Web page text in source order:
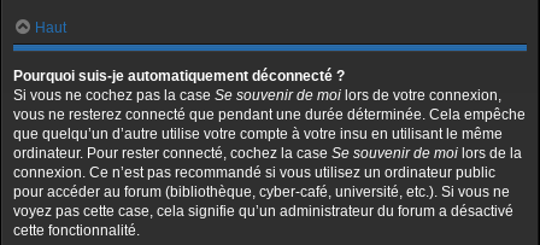
Haut
Pourquoi suis-je automatiquement déconnecté ?
Si vous ne cochez pas la case Se souvenir de moi lors de votre connexion,
vous ne resterez connecté que pendant une durée déterminée. Cela empêche
que quelqu’un d’autre utilise votre compte à votre insu en utilisant le même
ordinateur. Pour rester connecté, cochez la case Se souvenir de moi lors de la
connexion. Ce n’est pas recommandé si vous utilisez un ordinateur public
pour accéder au forum (bibliothèque, cyber-café, université, etc.). Si vous ne
voyez pas cette case, cela signifie qu’un administrateur du forum a désactivé
cette fonctionnalité.